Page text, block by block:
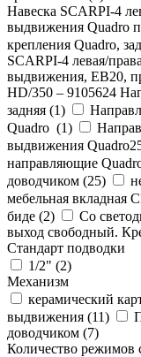
Навеска SCARPI-4
выдвижения Quadro
крепления Quadro,
SCARPI-4 левая/
выдвижения, ЕВ20,
HD/350 – 9105624
задняя (1)
Quadro (1)
выдвижения
направляющие
доводчиком (25)
мебельная вкладная
биде (2)
Со
выход свободный.
Стандарт подводки
1/2" (2)
Механизм
керамический
выдвижения (11)
доводчиком (7)
Количество режимов